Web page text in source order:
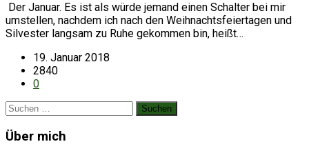
Der Januar. Es ist als würde jemand einen Schalter bei mir
umstellen, nachdem ich nach den Weihnachtsfeiertagen und
Silvester langsam zu Ruhe gekommen bin, heißt…
19. Januar 2018
2840
0
Suchen
Über mich